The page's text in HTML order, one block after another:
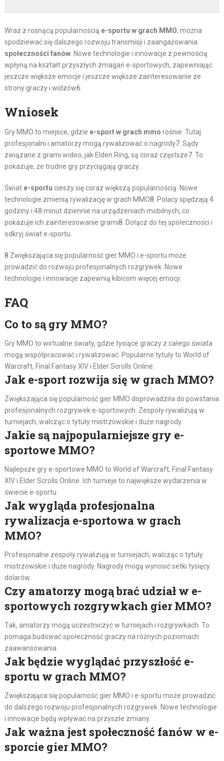
Wraz z rosnącą popularnością e-sportu w grach MMO, można
spodziewać się dalszego rozwoju transmisji i zaangażowania
społeczności fanów. Nowe technologie i innowacje z pewnością
wpłyną na kształt przyszłych zmagań e-sportowych, zapewniając
jeszcze większe emocje i jeszcze większe zainteresowanie ze
strony graczy i widzów6
Wniosek
Gry MMO to miejsce, gdzie e-sport w grach mmo rośnie. Tutaj
profesjonalni i amatorzy mogą rywalizować o nagrody7. Sądy
związane z grami wideo, jak Elden Ring, są coraz częstsze7. To
pokazuje, że trudne gry przyciągają graczy.
Świat e-sportu cieszy się coraz większą popularnością. Nowe
technologie zmienią rywalizację w grach MMO8 . Polacy spędzają 4
godziny i 48 minut dziennie na urządzeniach mobilnych, co
pokazuje ich zainteresowanie grami8 . Dołącz do tej społeczności i
odkryj świat e-sportu.
8 Zwiększająca się popularność gier MMO i e-sportu może
prowadzić do rozwoju profesjonalnych rozgrywek. Nowe
technologie i innowacje zapewnią kibicom więcej emocji.
FAQ
Co to są gry MMO?
Gry MMO to wirtualne światy, gdzie tysiące graczy z całego świata
mogą współpracować i rywalizować. Popularne tytuły to World of
Warcraft, Final Fantasy XIV i Elder Scrolls Online.
Jak e-sport rozwija się w grach MMO?
Zwiększająca się popularność gier MMO doprowadziła do powstania
profesjonalnych rozgrywek e-sportowych. Zespoły rywalizują w
turniejach, walcząc o tytuły mistrzowskie i duże nagrody.
Jakie są najpopularniejsze gry e-
sportowe MMO?
Najlepsze gry e-sportowe MMO to World of Warcraft, Final Fantasy
XIV i Elder Scrolls Online. Ich turnieje to największe wydarzenia w
świecie e-sportu.
Jak wygląda profesjonalna
rywalizacja e-sportowa w grach
MMO?
Profesjonalne zespoły rywalizują w turniejach, walcząc o tytuły
mistrzowskie i duże nagrody. Nagrody mogą wynosić setki tysięcy
dolarów.
Czy amatorzy mogą brać udział w e-
sportowych rozgrywkach gier MMO?
Tak, amatorzy mogą uczestniczyć w turniejach i rozgrywkach. To
pomaga budować społeczność graczy na różnych poziomach
zaawansowania.
Jak będzie wyglądać przyszłość e-
sportu w grach MMO?
Zwiększająca się popularność gier MMO i e-sportu może prowadzić
do dalszego rozwoju profesjonalnych rozgrywek. Nowe technologie
i innowacje będą wpływać na przyszłe zmiany.
Jak ważna jest społeczność fanów w e-
sporcie gier MMO?